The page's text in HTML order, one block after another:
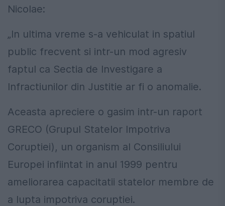
Nicolae:
„In ultima vreme s-a vehiculat in spatiul
public frecvent si intr-un mod agresiv
faptul ca Sectia de Investigare a
Infractiunilor din Justitie ar fi o anomalie.
Aceasta apreciere o gasim intr-un raport
GRECO (Grupul Statelor Impotriva
Coruptiei), un organism al Consiliului
Europei infiintat in anul 1999 pentru
ameliorarea capacitatii statelor membre de
a lupta impotriva coruptiei.